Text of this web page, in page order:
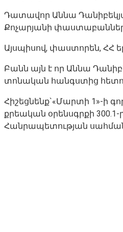
Դատավոր Աննա
Քոչարյանի
Այսպիսով, փաստորեն, ՀՀ
Բանն այն է որ Աննա
տոնական հանգստից
Հիշեցնենք`«Մարտի 1»-ի
քրեական օրենսգրքի
Հանրապետության